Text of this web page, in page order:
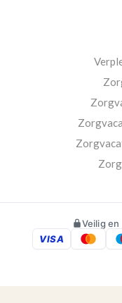
Veilig
VISA